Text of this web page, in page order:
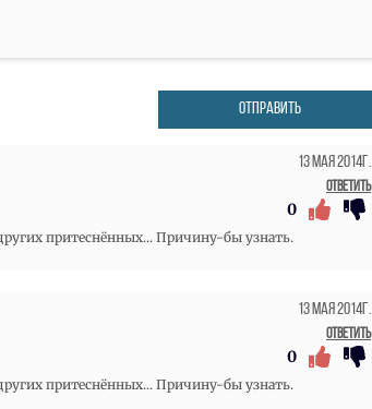
ОТПРАВИТЬ
13 Мая 2014г.
Ответить
0
притеснённых... Причину-бы узнать.
13 Мая 2014г.
Ответить
0
притеснённых... Причину-бы узнать.